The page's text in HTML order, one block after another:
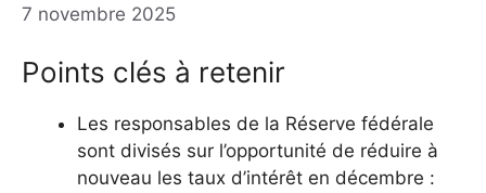
7 novembre 2025
Points clés à retenir
Les responsables de la Réserve fédérale
sont divisés sur l’opportunité de réduire à
nouveau les taux d’intérêt en décembre :